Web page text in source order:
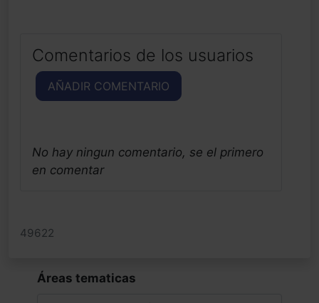
Comentarios de los usuarios
AÑADIR COMENTARIO
No hay ningun comentario, se el primero
en comentar
49622
Áreas tematicas